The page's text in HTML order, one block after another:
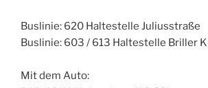
Buslinie: 620 Haltestelle Juliusstraße
Buslinie: 603 / 613 Haltestelle Briller
Mit dem Auto: